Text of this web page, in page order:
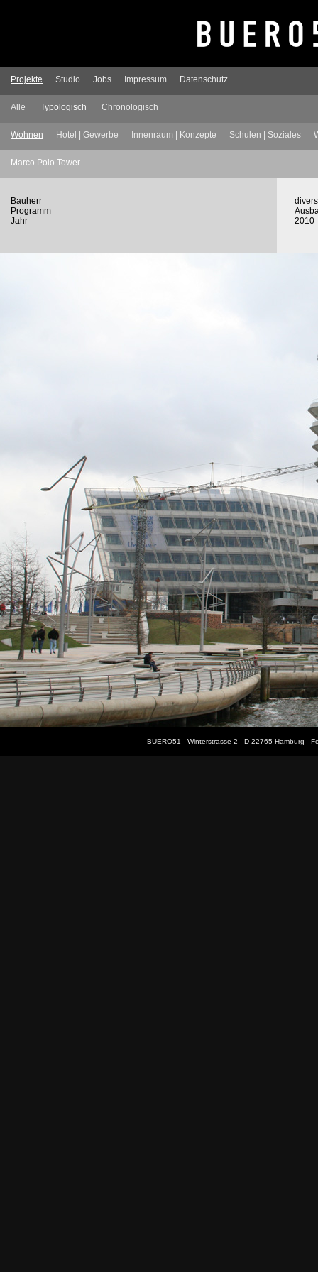
Projekte Studio Jobs Impressum Datenschutz
Alle Typologisch Chronologisch
Wohnen Hotel | Gewerbe Innenraum | Konzepte Schulen | Soziales
Marco Polo Tower
Bauherr
Programm
Jahr
2010
BUERO51 - Winterstrasse 2 - D-22765 Hamburg -